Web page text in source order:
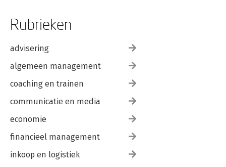
Rubrieken
advisering
algemeen management
coaching en trainen
communicatie en media
economie
financieel management
inkoop en logistiek